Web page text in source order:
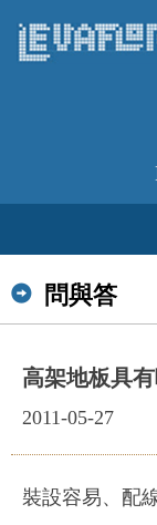
問與答
高架地板具
2011-05-27
裝設容易、配